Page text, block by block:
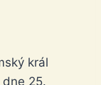
král
25.